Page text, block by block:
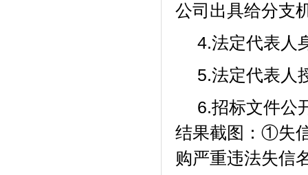
公司出具给分支
4.法定代表人
5.法定代表人
6.招标文件公
结果截图： ①失
购严重违法失信